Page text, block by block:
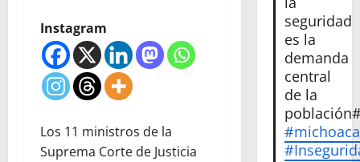
Instagram
Los 11 ministros de la
Suprema Corte de Justicia
seguridad
es la
demanda
central
de la